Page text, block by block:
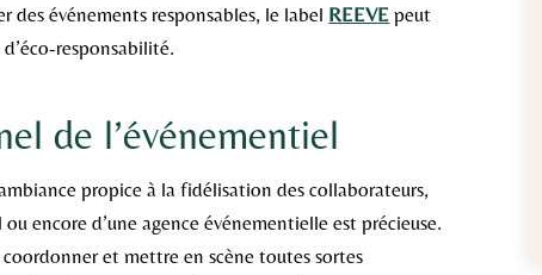
des événements responsables, le label REEVE peut
responsabilité.
de l’événementiel
propice à la fidélisation des collaborateurs,
encore d’une agence événementielle est précieuse.
et mettre en scène toutes sortes